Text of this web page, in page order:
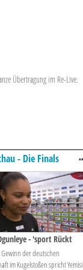
Übertragung im Re-Live.
- Die Finals
- 'sport Rückt
Den Mittelpunkt'
der deutschen
im Kugelstoßen spricht Yemisi